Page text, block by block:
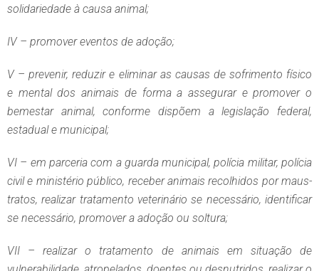
solidariedade à causa animal;
IV – promover eventos de adoção;
V – prevenir, reduzir e eliminar as causas de sofrimento físico
e mental dos animais de forma a assegurar e promover o
bemestar animal, conforme dispõem a legislação federal,
estadual e municipal;
VI – em parceria com a guarda municipal, polícia militar, polícia
civil e ministério público, receber animais recolhidos por maus-
tratos, realizar tratamento veterinário se necessário, identificar
se necessário, promover a adoção ou soltura;
VII – realizar o tratamento de animais em situação de